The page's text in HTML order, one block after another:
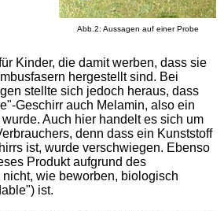
Abb.2: Aussagen auf einer Probe
Kinder, die damit werben, dass sie
hergestellt sind. Bei
stellte sich jedoch heraus, dass
Geschirr auch Melamin, also ein
Auch hier handelt es sich um
denn dass ein Kunststoff
ist, wurde verschwiegen. Ebenso
Produkt aufgrund des
wie beworben, biologisch
ist.